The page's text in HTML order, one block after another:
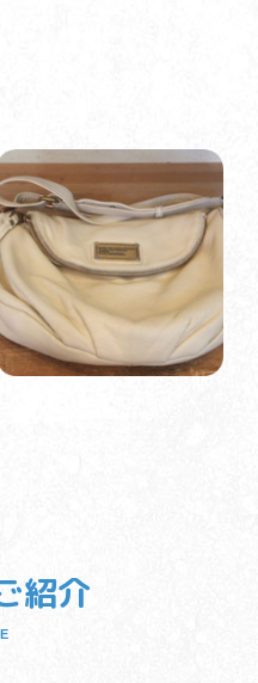
紹介